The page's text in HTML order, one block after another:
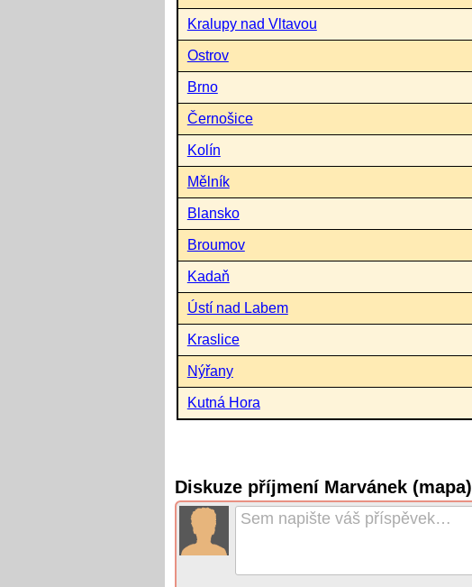
Kralupy nad Vltavou
Ostrov
Brno
Černošice
Kolín
Mělník
Blansko
Broumov
Kadaň
Ústí nad Labem
Kraslice
Nýřany
Kutná Hora
Diskuze příjmení Marvánek (mapa)